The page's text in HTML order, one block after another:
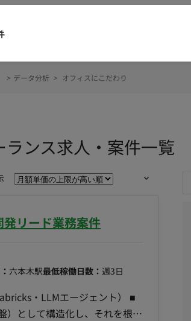
ンス求人・案件一覧
リード業務案件
六本木駅最低稼働日数： 週3日
・LLMエージェント） ■
）として構造化し、それを根拠
> データ分析 > オフィスにこだわり